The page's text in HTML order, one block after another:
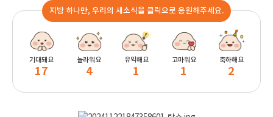
지방 하나만, 우리의 새소식을 클릭으로 응원해주세요.
기대돼요
17
놀라워요
4
유익해요
1
고마워요
1
축하해요
2